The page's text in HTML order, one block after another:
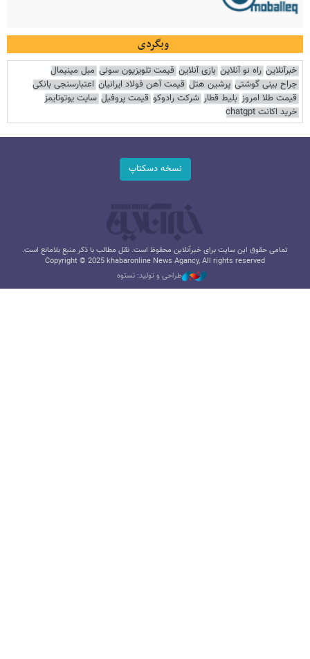
وبگردی
خبرآنلاین راه نو آنلاین بازی آنلاین قیمت تلویزیون سونی مبل مینیمال
جراح بینی گوشتی پرشین هتل قیمت آهن فولاد ایرانیان اعتبارسنجی بانکی
قیمت طلا امروز بلیط قطار شرکت رادوکو قیمت پروفیل سایت یوتوتایمز
خرید اکانت chatgpt
نسخه دسکتاپ
تمامی حقوق این سایت برای خبرآنلاین محفوظ است. نقل مطالب با ذکر منبع بلامانع است.
Copyright © 2025 khabaronline News Agancy, All rights reserved
طراحی و تولید: نستوه